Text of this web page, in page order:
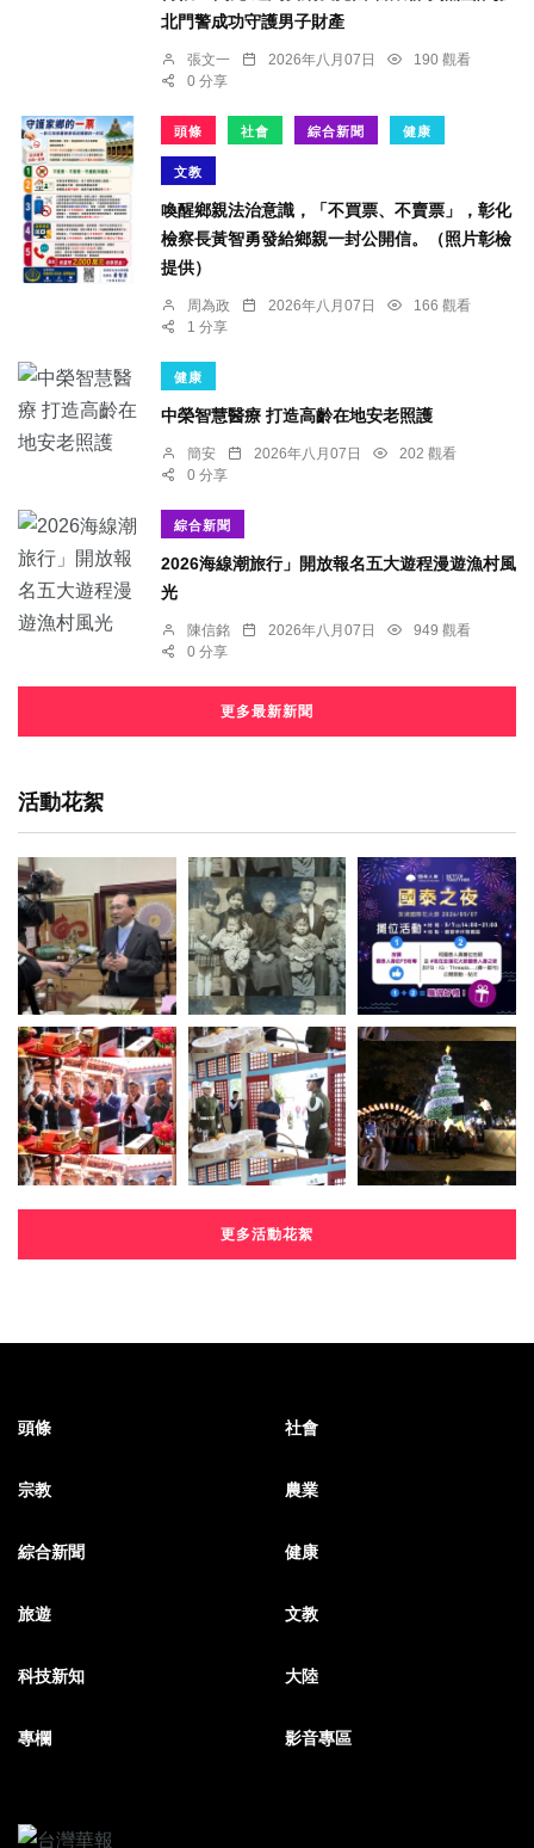
北門警成功守護男子財產
張文一 2026年八月07日
190 觀看
0 分享
頭條 社會 綜合新聞 健康
文教
喚醒鄉親法治意識，「不買票、不賣票」，彰化
檢察長黃智勇發給鄉親一封公開信。（照片彰檢
提供）
周為政 2026年八月07日
166 觀看
1 分享
健康
中榮智慧醫療 打造高齡在地安老照護
簡安 2026年八月07日
202 觀看
0 分享
綜合新聞
2026海線潮旅行」開放報名五大遊程漫遊漁村風
光
陳信銘 2026年八月07日
949 觀看
0 分享
更多最新新聞
活動花絮
更多活動花絮
頭條 社會
宗教 農業
綜合新聞 健康
旅遊 文教
科技新知 大陸
專欄 影音專區